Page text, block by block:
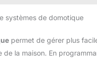
systèmes de domotique
permet de gérer plus
de la maison. En